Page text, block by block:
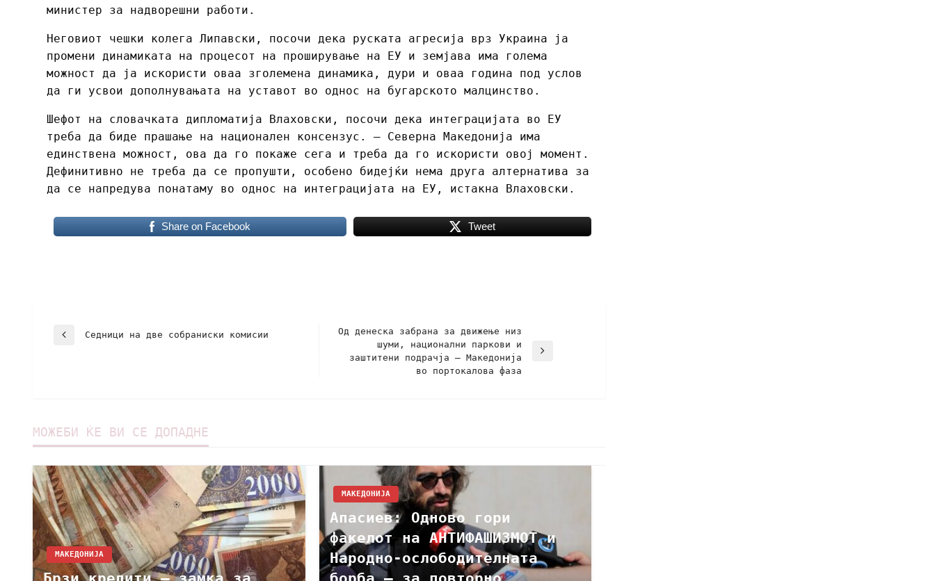
министер за надворешни работи.
Неговиот чешки колега Липавски, посочи дека руската агресија врз Украина ја
промени динамиката на процесот на проширување на ЕУ и земјава има голема
можност да ја искористи оваа зголемена динамика, дури и оваа година под услов
да ги усвои дополнувањата на уставот во однос на бугарското малцинство.
Шефот на словачката дипломатија Влаховски, посочи дека интеграцијата во ЕУ
треба да биде прашање на национален консензус. – Северна Македонија има
единствена можност, ова да го покаже сега и треба да го искористи овој момент.
Дефинитивно не треба да се пропушти, особено бидејќи нема друга алтернатива за
да се напредува понатаму во однос на интеграцијата на ЕУ, истакна Влаховски.
Share on Facebook Tweet
Седници на две собраниски комисии
Од денеска забрана за движење низ
шуми, национални паркови и
заштитени подрачја – Македонија
во портокалова фаза
МОЖЕБИ ЌЕ ВИ СЕ ДОПАДНЕ
МАКЕДОНИЈА
МАКЕДОНИЈА
Апасиев: Oдново гори
факелот на АНТИФАШИЗМОТ и
Народно-ослободителната